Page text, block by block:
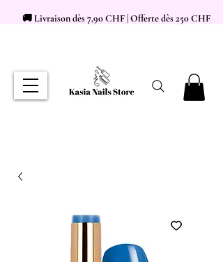
🚚 Livraison dès 7,90 CHF | Offerte dès 250 CHF